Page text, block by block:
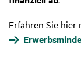
Erfahren Sie hier